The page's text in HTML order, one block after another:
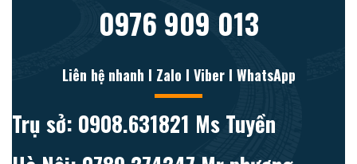
0976 909 013
Liên hệ nhanh l Zalo l Viber l WhatsApp
Trụ sở: 0908.631821 Ms Tuyền